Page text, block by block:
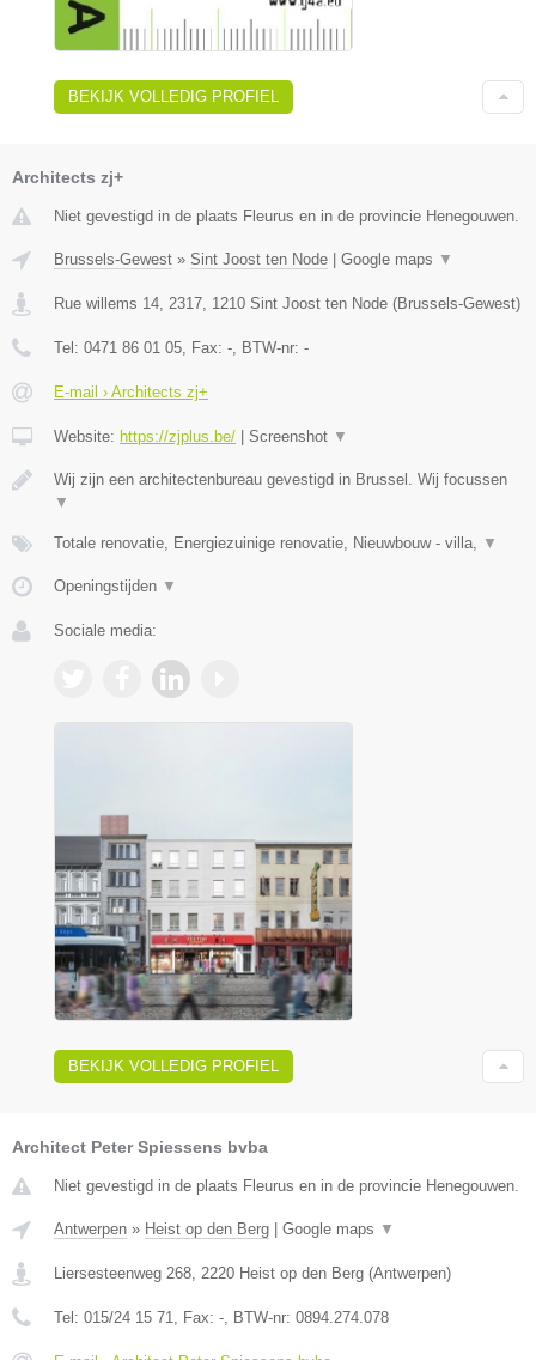
BEKIJK VOLLEDIG PROFIEL
Architects zj+
Niet gevestigd in de plaats Fleurus en in de provincie Henegouwen.
Brussels-Gewest » Sint Joost ten Node Google maps ▼
Rue willems 14, 2317, 1210 Sint Joost ten Node (Brussels-Gewest)
Tel: 0471 86 01 05, Fax: -, BTW-nr: -
E-mail › Architects zj+
Website: https://zjplus.be/ Screenshot ▼
Wij zijn een architectenbureau gevestigd in Brussel. Wij focussen
▼
Totale renovatie, Energiezuinige renovatie, Nieuwbouw - villa, ▼
Openingstijden ▼
Sociale media:
BEKIJK VOLLEDIG PROFIEL
Architect Peter Spiessens bvba
Niet gevestigd in de plaats Fleurus en in de provincie Henegouwen.
Antwerpen » Heist op den Berg Google maps ▼
Liersesteenweg 268, 2220 Heist op den Berg (Antwerpen)
Tel: 015/24 15 71, Fax: -, BTW-nr: 0894.274.078